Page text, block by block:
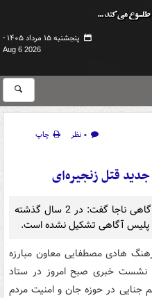
پنجشنبه ۱۵ مرداد ۱۴۰۵ -
Aug 6 2026
۰ نظر
چاپ
قتل زنجیره‌ای
معاون مبارزه با جرایم جنایی پلیس آگاهی ناجا گفت: در 2 سال گذشته
پلیس آگاهی تشکیل نشده است.
هادی مصطفایی معاون مبارزه
نشست خبری صبح امروز در ستاد
جنایی در حوزه جان و امنیت مردم